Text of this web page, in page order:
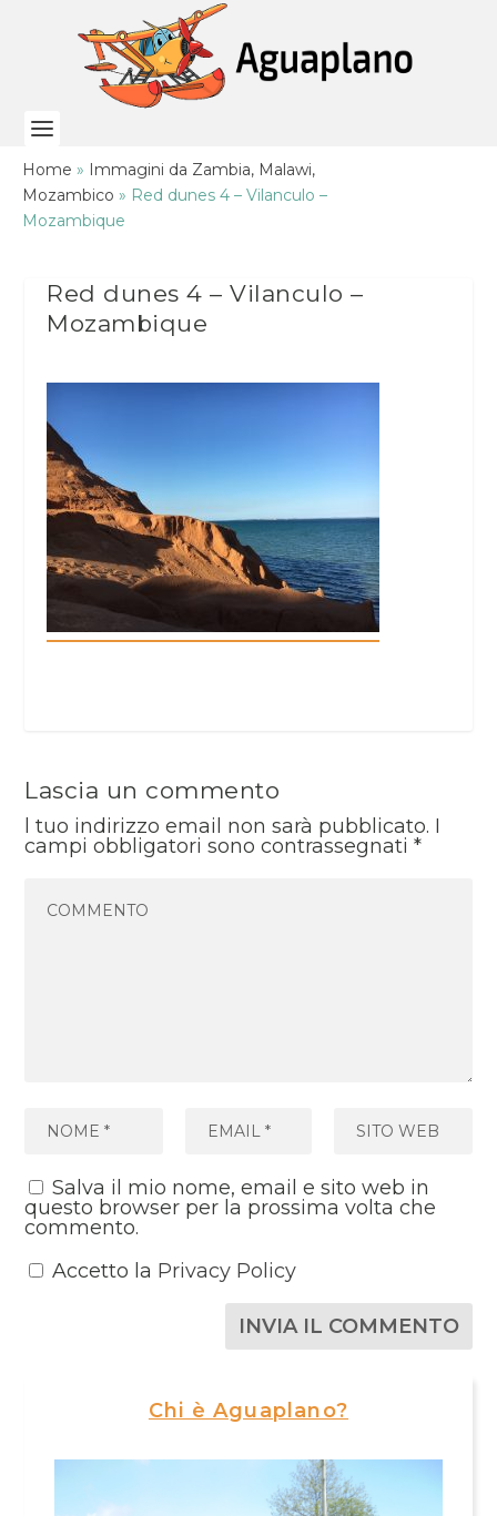
Home » Immagini da Zambia, Malawi,
Mozambico » Red dunes 4 – Vilanculo –
Mozambique
Red dunes 4 – Vilanculo –
Mozambique
Lascia un commento
l tuo indirizzo email non sarà pubblicato. I
campi obbligatori sono contrassegnati*
Salva il mio nome, email e sito web in
questo browser per la prossima volta che
commento.
Accetto la Privacy Policy
Chi è Aguaplano?